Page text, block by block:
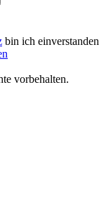
bin ich einverstanden
vorbehalten.